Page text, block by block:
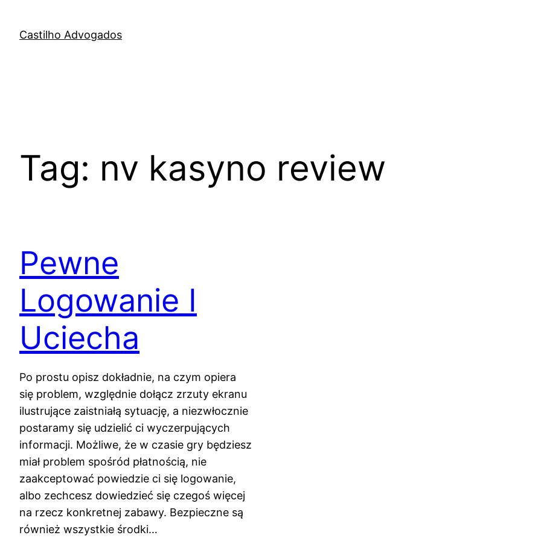
content
Castilho Advogados
Tag: nv kasyno review
Pewne
Logowanie I
Uciecha
Po prostu opisz dokładnie, na czym opiera
się problem, względnie dołącz zrzuty ekranu
ilustrujące zaistniałą sytuację, a niezwłocznie
postaramy się udzielić ci wyczerpujących
informacji. Możliwe, że w czasie gry będziesz
miał problem spośród płatnością, nie
zaakceptować powiedzie ci się logowanie,
albo zechcesz dowiedzieć się czegoś więcej
na rzecz konkretnej zabawy. Bezpieczne są
również wszystkie środki…